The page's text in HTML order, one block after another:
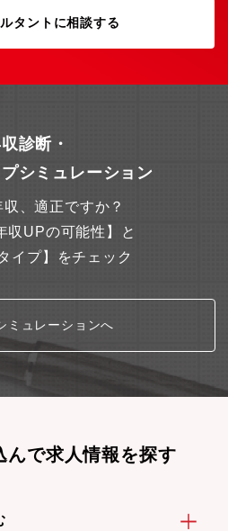
円滑なコミュニケーションを図りな
きる方を求めています。常に新し
を張り、変化への対応力と柔軟な思
ンテンツを通じて、お客様に喜びと
燃やせる方からの応募をお待ちして
タントに相談する
診断・
シミュレーション
、適正ですか？
収UPの可能性】と
イプ】をチェック
ミュレーションへ
んで求人情報を探す